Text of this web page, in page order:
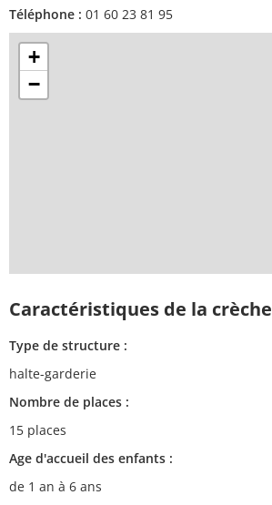
Téléphone : 01 60 23 81 95
+
−
Caractéristiques de la crèche
Type de structure :
halte-garderie
Nombre de places :
15 places
Age d'accueil des enfants :
de 1 an à 6 ans